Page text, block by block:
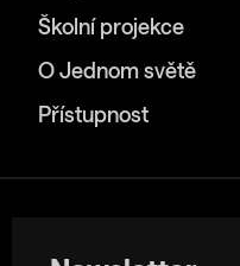
Školní projekce
O Jednom světě
Přístupnost